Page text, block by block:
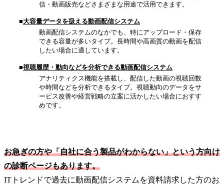
信・動画販売などさまざまな用途で活用できます。
■大容量データを扱える動画配信システム
動画配信システムのなかでも、特にアップロード・保存
できる容量が多いタイプ。長時間や高画質の動画を配信
したい場合に適しています。
■視聴履歴・動向などを分析できる動画配信システム
アナリティクス機能を搭載し、配信した動画の視聴回数
や時間などを分析できるタイプ。視聴動向のデータをサ
ービス改善や経営戦略の立案に活かしたい場合におすす
めです。
お急ぎの方や「自社に合う製品がわからない」という方向け
の診断ページもあります。
ITトレンドで過去に動画配信システムを資料請求した方のお